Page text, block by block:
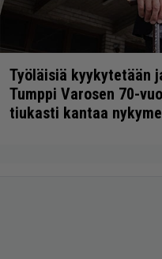
Työläisiä kyykytetään
Tumppi Varosen 70-
tiukasti kantaa